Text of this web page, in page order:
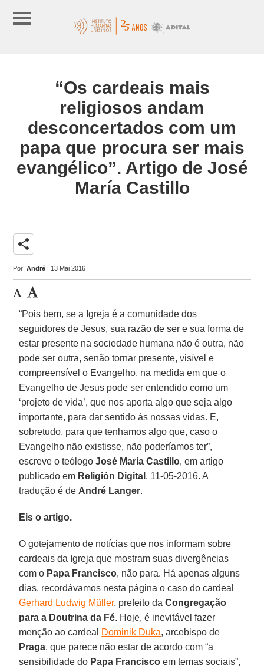
“Os cardeais mais
religiosos andam
desconcertados com um
papa que procura ser mais
evangélico”. Artigo de José
María Castillo
share
Por:André | 13 Mai 2016
“Pois bem, se a Igreja é a comunidade dos
seguidores de Jesus, sua razão de ser e sua forma de
estar presente na sociedade humana não é outra, não
pode ser outra, senão tornar presente, visível e
compreensível o Evangelho, na medida em que o
Evangelho de Jesus pode ser entendido como um
‘projeto de vida’, que nos aporta algo que seja algo
importante, para dar sentido às nossas vidas. E,
sobretudo, para que tenhamos algo que, caso o
Evangelho não existisse, não poderíamos ter”,
escreve o teólogoJosé María Castillo, em artigo
publicado em Religión Digital , 11-05-2016. A
tradução é de André Langer.
Eis o artigo.
O gotejamento de notícias que nos informam sobre
cardeais da Igreja que mostram suas divergências
com o Papa Francisco, não para. Há apenas alguns
dias, recordávamos nesta página o caso do cardeal
Gerhard Ludwig Müller, prefeito daCongregação
para a Doutrina da Fé. Hoje, é inevitável fazer
menção ao cardeal Dominik Duka, arcebispo de
Praga, que parece não estar de acordo com “a
sensibilidade do Papa Francisco em temas sociais”,